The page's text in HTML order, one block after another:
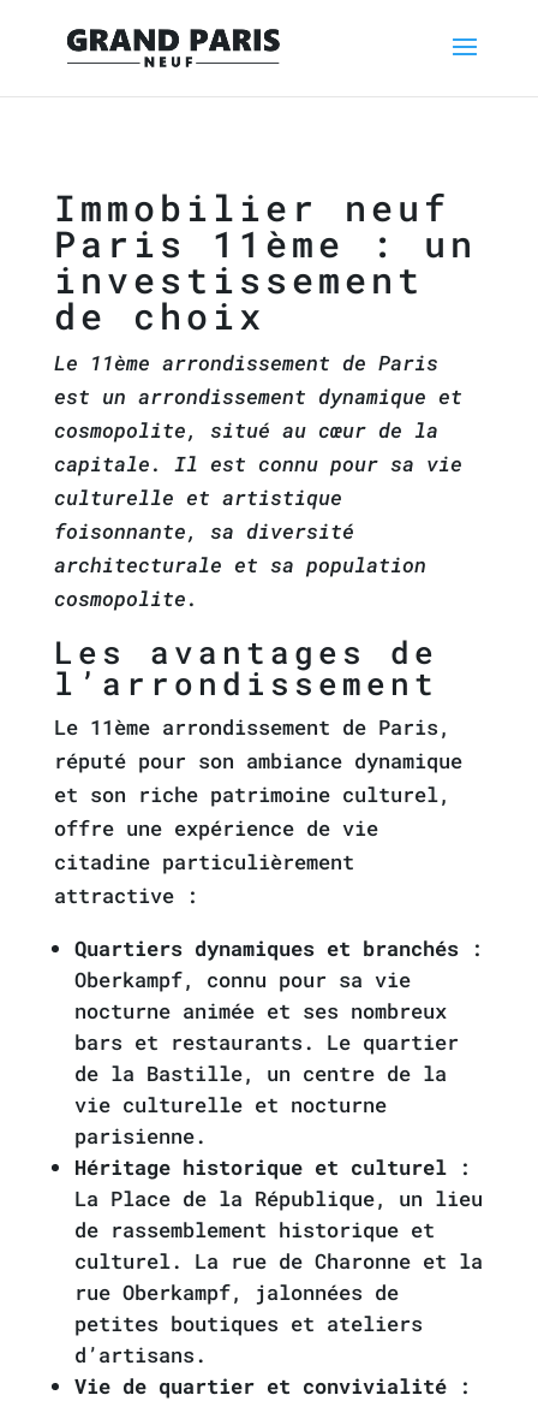
Immobilier neuf
Paris 11ème : un
investissement
de choix
Le 11ème arrondissement de Paris
est un arrondissement dynamique et
cosmopolite, situé au cœur de la
capitale. Il est connu pour sa vie
culturelle et artistique
foisonnante, sa diversité
architecturale et sa population
cosmopolite.
Les avantages de
l’arrondissement
Le 11ème arrondissement de Paris,
réputé pour son ambiance dynamique
et son riche patrimoine culturel,
offre une expérience de vie
citadine particulièrement
attractive :
Quartiers dynamiques et branchés:
Oberkampf, connu pour sa vie
nocturne animée et ses nombreux
bars et restaurants. Le quartier
de la Bastille, un centre de la
vie culturelle et nocturne
parisienne.
Héritage historique et culturel:
La Place de la République, un lieu
de rassemblement historique et
culturel. La rue de Charonne et la
rue Oberkampf, jalonnées de
petites boutiques et ateliers
d’artisans.
Vie de quartier et convivialité: